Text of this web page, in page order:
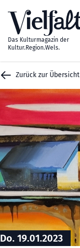
Das Kulturmagazin der
Kultur.Region.Wels.
Zurück zur Übersicht
Do. 19.01.2023